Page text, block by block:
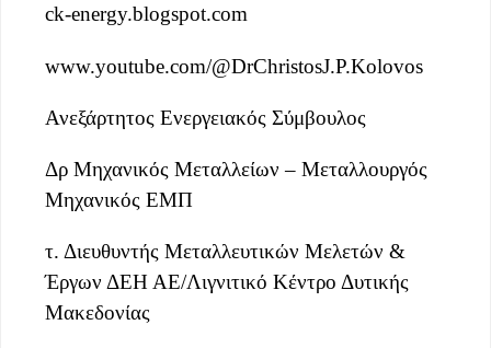
ck-energy.blogspot.com
www.youtube.com/@DrChristosJ.P.Kolovos
Ανεξάρτητος Ενεργειακός Σύμβουλος
Δρ Μηχανικός Μεταλλείων – Μεταλλουργός
Μηχανικός ΕΜΠ
τ. Διευθυντής Μεταλλευτικών Μελετών &
Έργων ΔΕΗ ΑΕ/Λιγνιτικό Κέντρο Δυτικής
Μακεδονίας